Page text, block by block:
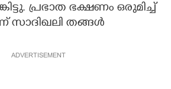
പ്രഭാത ഭക്ഷണം ഒരുമിച്ച്
സാദിഖലി തങ്ങൾ
ADVERTISEMENT